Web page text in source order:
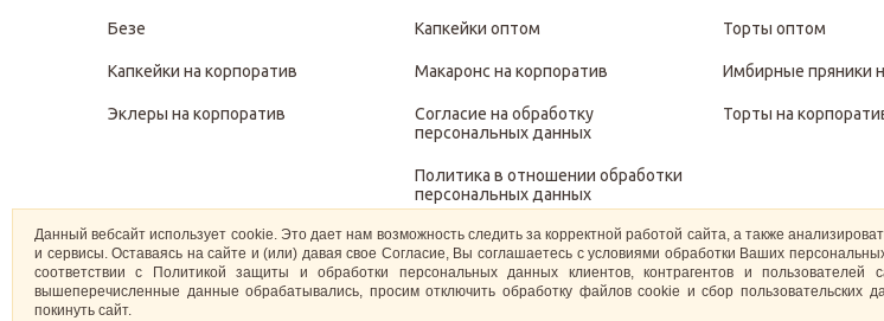
Безе
Капкейки на корпоратив
Эклеры на корпоратив
Капкейки оптом
Макаронс на корпоратив
Согласие на обработку
персональных данных
Политика в отношении обработки
персональных данных
Политика защиты и обработки
персональных данных
Торты оптом
Имбирные пряники
Торты на
Данный вебсайт использует cookie. Это дает нам возможность следить за корректной работой сайта, а также
и сервисы. Оставаясь на сайте и (или) давая свое Согласие, Вы соглашаетесь с условиями обработки Ваших
соответствии с Политикой защиты и обработки персональных данных клиентов, контрагентов и
вышеперечисленные данные обрабатывались, просим отключить обработку файлов cookie и сбор пользовательских
покинуть сайт.